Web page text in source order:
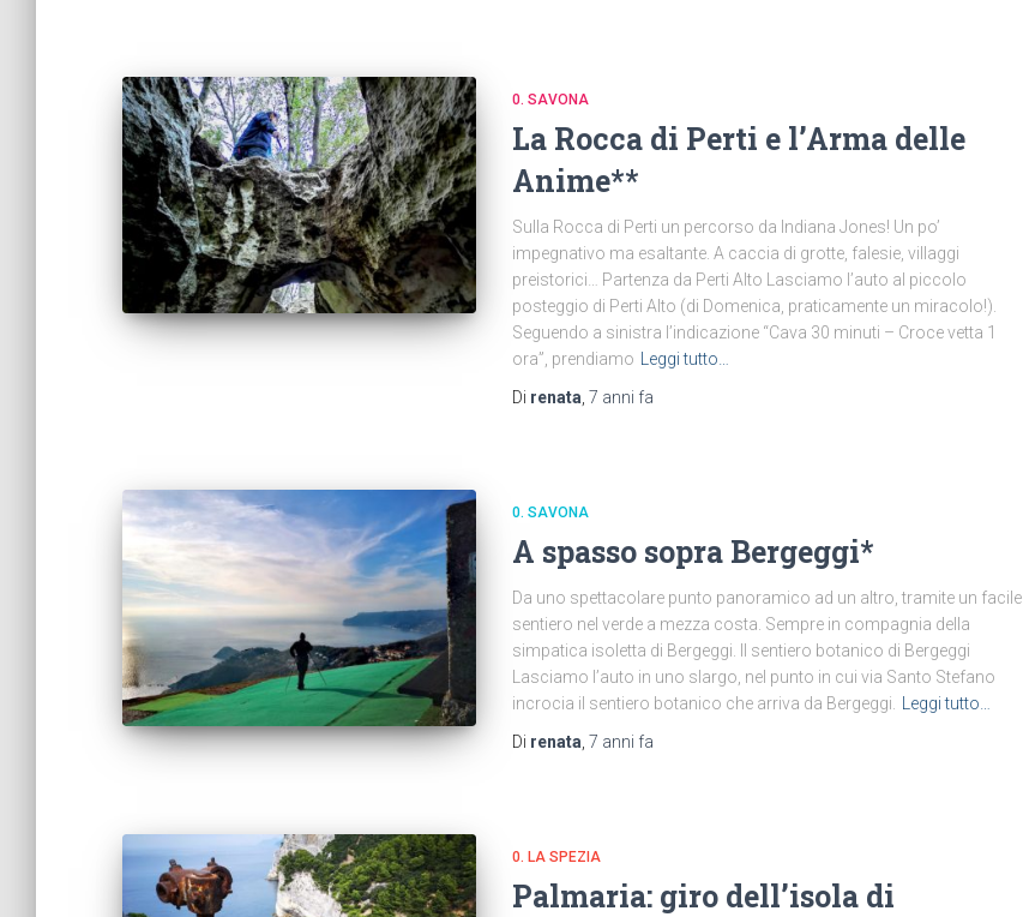
0. SAVONA
La Rocca di Perti e l’Arma delle
Anime**
Sulla Rocca di Perti un percorso da Indiana Jones! Un po’
impegnativo ma esaltante. A caccia di grotte, falesie, villaggi
preistorici… Partenza da Perti Alto Lasciamo l’auto al piccolo
posteggio di Perti Alto (di Domenica, praticamente un miracolo!).
Seguendo a sinistra l’indicazione “Cava 30 minuti – Croce vetta 1
ora”, prendiamo
Leggi tutto…
Di renata 7 anni fa
0. SAVONA
A spasso sopra Bergeggi*
Da uno spettacolare punto panoramico ad un altro, tramite un facile
sentiero nel verde a mezza costa. Sempre in compagnia della
simpatica isoletta di Bergeggi. Il sentiero botanico di Bergeggi
Lasciamo l’auto in uno slargo, nel punto in cui via Santo Stefano
incrocia il sentiero botanico che arriva da Bergeggi.
Leggi tutto…
Di renata 7 anni fa
0. LA SPEZIA
Palmaria: giro dell’isola di